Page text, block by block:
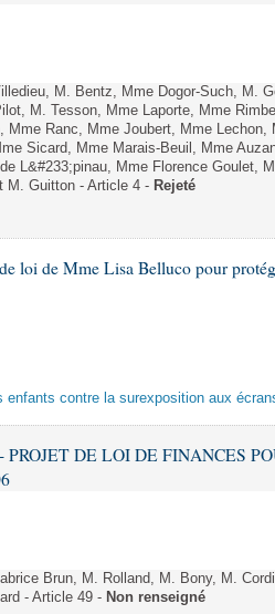
M. Bentz, Mme Dogor-Such, M.
M. Tesson, Mme Laporte, Mme
Mme Ranc, Mme Joubert, Mme
Sicard, Mme Marais-Beuil, Mme
L&#233;pinau, Mme Florence Goulet,
M. Guitton - Article 4 - Rejeté
loi de Mme Lisa Belluco pour
enfants contre la surexposition aux
PROJET DE LOI DE FINANCES
Brun, M. Rolland, M. Bony, M.
- Article 49 - Non renseigné